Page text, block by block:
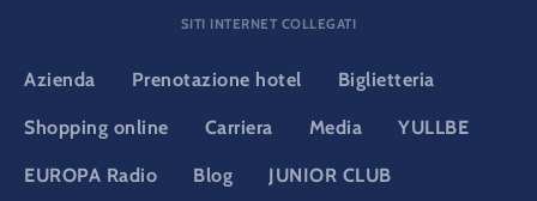
SITI INTERNET COLLEGATI
Azienda Prenotazione hotel Biglietteria
Shopping online Carriera Media YULLBE
EUROPA Radio Blog JUNIOR CLUB